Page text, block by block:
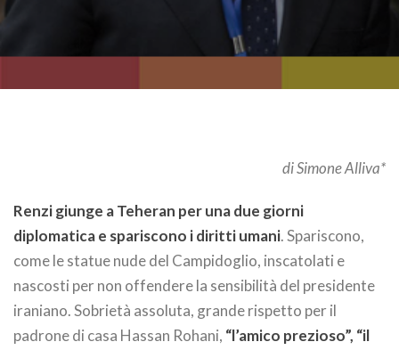
di Simone Alliva*
Renzi giunge a Teheran per una due giorni
diplomatica e spariscono i diritti umani. Spariscono,
come le statue nude del Campidoglio, inscatolati e
nascosti per non offendere la sensibilità del presidente
iraniano. Sobrietà assoluta, grande rispetto per il
padrone di casa Hassan Rohani, “l’amico prezioso”, “il